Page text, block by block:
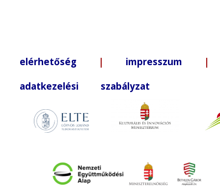
elérhetőség | impresszum |
adatkezelési szabályzat